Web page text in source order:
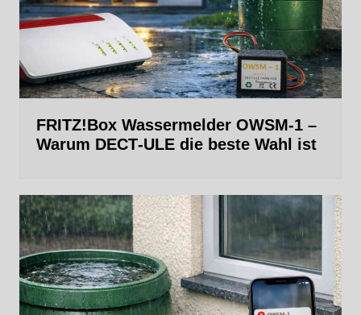
FRITZ!Box Wassermelder OWSM-1 –
Warum DECT‑ULE die beste Wahl ist